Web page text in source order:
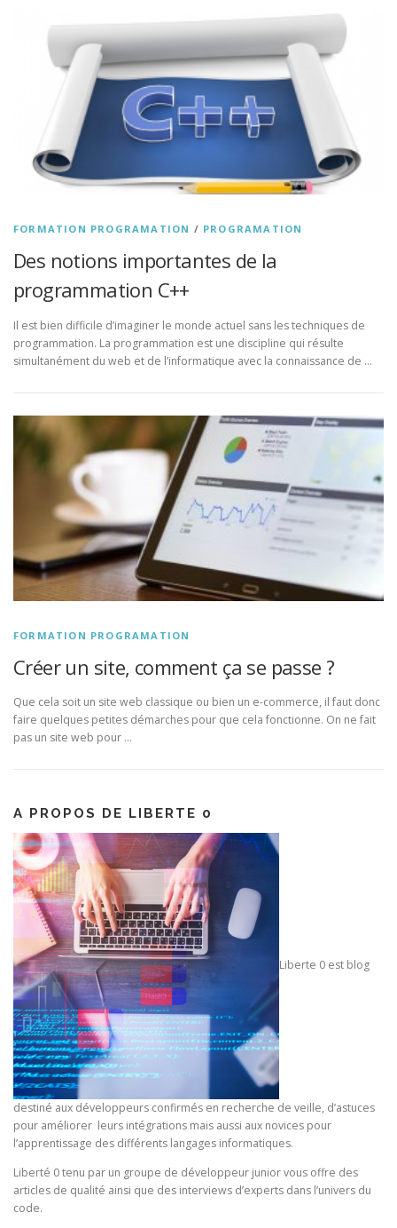
FORMATION PROGRAMATION / PROGRAMATION
Des notions importantes de la
programmation C++
Il est bien difficile d’imaginer le monde actuel sans les techniques de
programmation. La programmation est une discipline qui résulte
simultanément du web et de l’informatique avec la connaissance de …
FORMATION PROGRAMATION
Créer un site, comment ça se passe ?
Que cela soit un site web classique ou bien un e-commerce, il faut donc
faire quelques petites démarches pour que cela fonctionne. On ne fait
pas un site web pour …
A PROPOS DE LIBERTE 0
Liberte 0 est blog
destiné aux développeurs confirmés en recherche de veille, d’astuces
pour améliorer leurs intégrations mais aussi aux novices pour
l’apprentissage des différents langages informatiques.
Liberté 0 tenu par un groupe de développeur junior vous offre des
articles de qualité ainsi que des interviews d’experts dans l’univers du
code.